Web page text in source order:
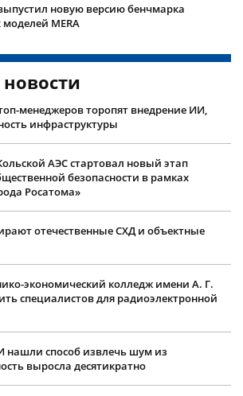
новую версию бенчмарка
MERA
менеджеров торопят внедрение ИИ,
инфраструктуры
АЭС стартовал новый этап
безопасности в рамках
Росатома»
отечественные СХД и объектные
экономический колледж имени А. Г.
специалистов для радиоэлектронной
способ извлечь шум из
выросла десятикратно